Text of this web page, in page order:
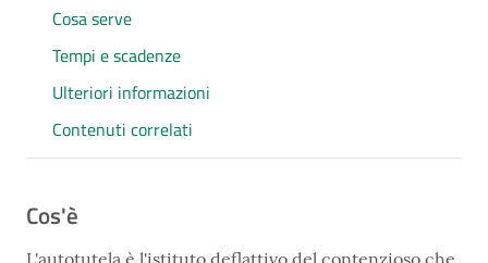
Cosa serve
Tempi e scadenze
Ulteriori informazioni
Contenuti correlati
Cos'è
L'autotutela è l'istituto deflattivo del contenzioso che